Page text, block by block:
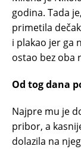
godina. Tada
primetila
i plakao jer ga
ostao bez oba
Od tog dana
Najpre mu je
pribor, a
dolazila na